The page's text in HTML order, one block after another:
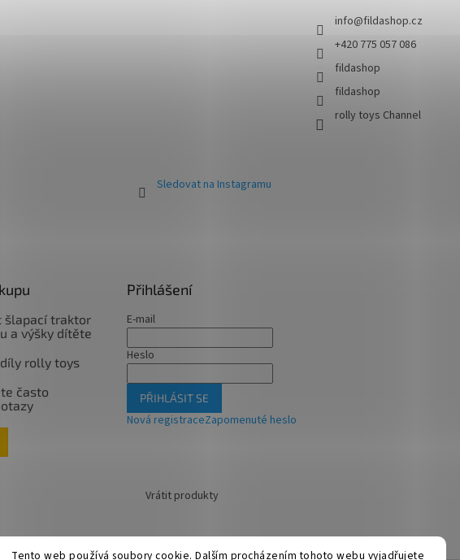
Tento web používá soubory cookie. Dalším procházením tohoto webu vyjadřujete
Sledovat na Instagramu
info@fildashop.cz
+420 775 057 086
fildashop
fildashop
rolly toys Channel
šlapací traktor
a výšky dítěte
rolly toys
často
Přihlášení
E-mail
Heslo
PŘIHLÁSIT SE
Nová registraceZapomenuté heslo
Vrátit produkty